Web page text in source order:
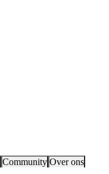
Community Over ons